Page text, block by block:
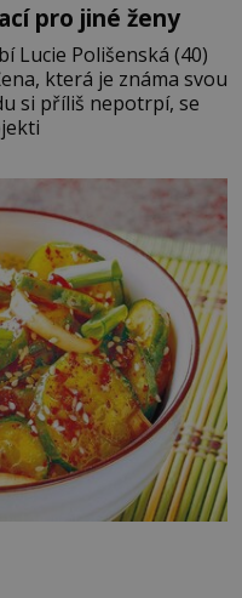
pro jiné ženy
Lucie Polišenská (40)
která je známa svou
si příliš nepotrpí, se